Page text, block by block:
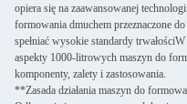
opiera się na zaawansowanej
formowania dmuchem przeznaczone
spełniać wysokie standardy
aspekty 1000-litrowych maszyn do
komponenty, zalety i zastosowania.
**Zasada działania maszyn do